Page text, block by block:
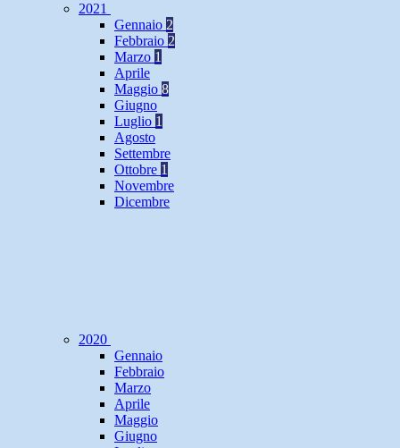
2021
Gennaio 2
Febbraio 2
Marzo 1
Aprile
Maggio 8
Giugno
Luglio 1
Agosto
Settembre
Ottobre 1
Novembre
Dicembre
2020
Gennaio
Febbraio
Marzo
Aprile
Maggio
Giugno